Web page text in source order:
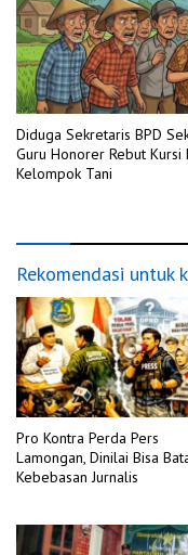
Diduga Sekretaris BPD
Guru Honorer Rebut Kursi
Kelompok Tani
Rekomendasi untuk
Pro Kontra Perda Pers
Lamongan, Dinilai Bisa
Kebebasan Jurnalis